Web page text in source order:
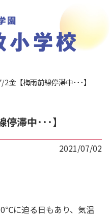
2金【梅雨前線停滞中･･･】
滞中･･･】
2021/07/02
に迫る日もあり、気温